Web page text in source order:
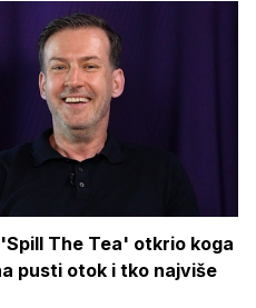
The Tea' otkrio koga
pusti otok i tko najviše